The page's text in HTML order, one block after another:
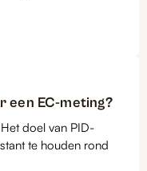
een EC-meting?
doel van PID-
te houden rond